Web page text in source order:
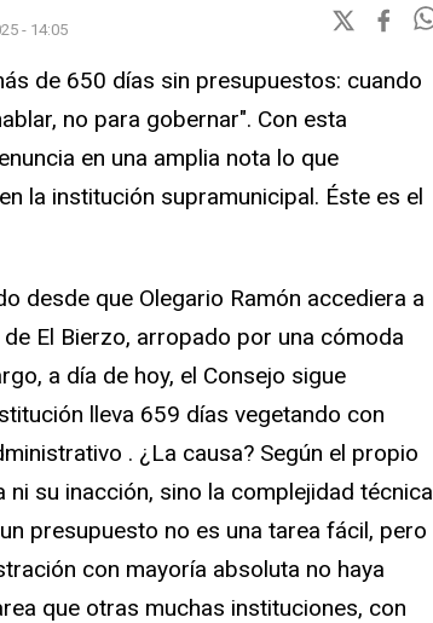
- 14:05
de 650 días sin presupuestos: cuando
no para gobernar". Con esta
en una amplia nota lo que
la institución supramunicipal. Éste es el
desde que Olegario Ramón accediera a
El Bierzo, arropado por una cómoda
a día de hoy, el Consejo sigue
lleva 659 días vegetando con
. ¿La causa? Según el propio
su inacción, sino la complejidad técnica
presupuesto no es una tarea fácil, pero
con mayoría absoluta no haya
que otras muchas instituciones, con